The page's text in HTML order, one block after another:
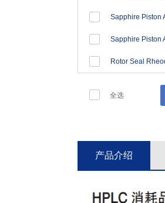
Sapphire Piston
Sapphire Piston
Rotor Seal
全选
产品介绍